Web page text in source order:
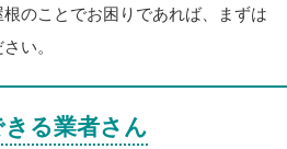
のことでお困りであれば、まずは
い。
きる業者さん